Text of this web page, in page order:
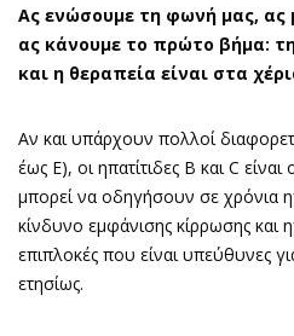
Ας ενώσουμε τη φωνή μας, ας
ας κάνουμε το πρώτο βήμα:
και η θεραπεία είναι στα
Αν και υπάρχουν πολλοί
έως Ε), οι ηπατίτιδες Β και C
μπορεί να οδηγήσουν σε χρόνια
κίνδυνο εμφάνισης κίρρωσης και
επιπλοκές που είναι υπεύθυνες
ετησίως.